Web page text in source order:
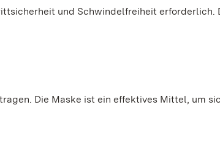
und Schwindelfreiheit erforderlich.
Die Maske ist ein effektives Mittel, um